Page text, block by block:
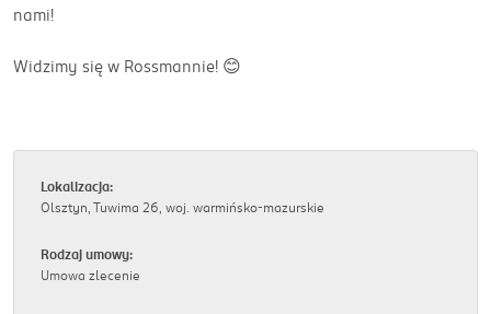
nami!
Widzimy się w Rossmannie! 😊
Lokalizacja:
Olsztyn, Tuwima 26, woj. warmińsko-mazurskie
Rodzaj umowy:
Umowa zlecenie